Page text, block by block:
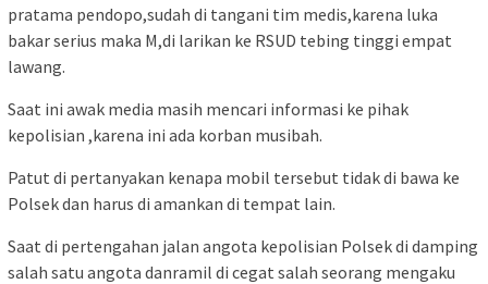
pratama pendopo,sudah di tangani tim medis,karena luka
bakar serius maka M,di larikan ke RSUD tebing tinggi empat
lawang.
Saat ini awak media masih mencari informasi ke pihak
kepolisian ,karena ini ada korban musibah.
Patut di pertanyakan kenapa mobil tersebut tidak di bawa ke
Polsek dan harus di amankan di tempat lain.
Saat di pertengahan jalan angota kepolisian Polsek di damping
salah satu angota danramil di cegat salah seorang mengaku